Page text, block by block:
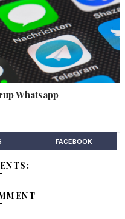
Whatsapp
FACEBOOK